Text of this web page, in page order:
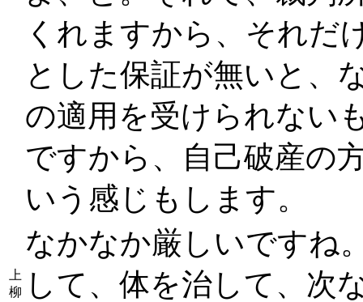
くれますから、それだ
とした保証が無いと、
の適用を受けられない
ですから、自己破産の
いう感じもします。
上
柳
なかなか厳しいですね
して、体を治して、次